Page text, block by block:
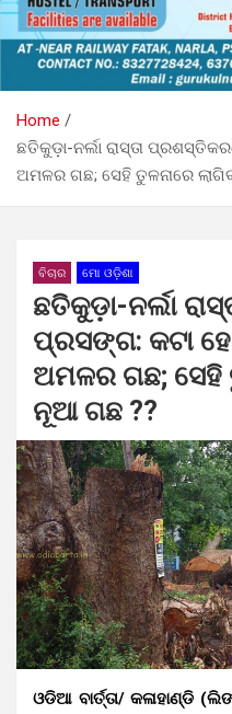
Home
ଛତିକୁଡ଼ା-ନର୍ଲା ରାସ୍ତା
ଅମଳର ଗଛ; ସେହି ତୁଳନାରେ
ବିଚାର ମୋ ଓଡ଼ିଶା
ଛତିକୁଡ଼ା-ନର୍ଲା
ପ୍ରସଙ୍ଗ: କଟା
ଅମଳର ଗଛ; ସେହି
ନୂଆ ଗଛ ??
ଓଡିଆ ବାର୍ତ୍ତା/ କଳାହାଣ୍ଡି